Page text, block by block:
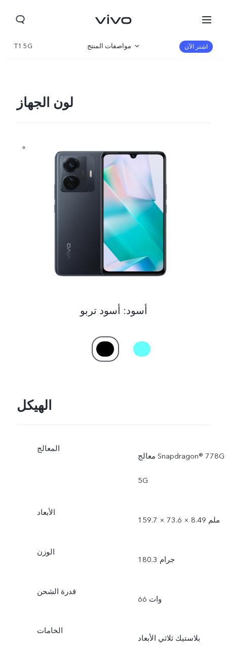
T1 5G مواصفات المنتج اشتر الآن
لون الجهاز
أسود: أسود تربو
الهيكل
المعالج
معالج ‎Snapdragon® 778G
الأبعاد
159.7 × 73.6 × 8.49 ملم
الوزن
180.3 جرام
قدرة الشحن
66 وات
الخامات
بلاستيك ثلاثي الأبعاد